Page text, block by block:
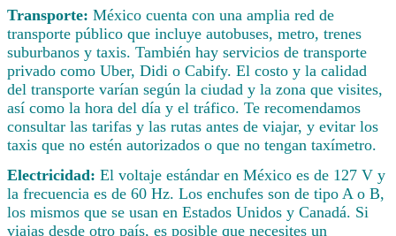
Transporte: México cuenta con una amplia red de
transporte público que incluye autobuses, metro, trenes
suburbanos y taxis. También hay servicios de transporte
privado como Uber, Didi o Cabify. El costo y la calidad
del transporte varían según la ciudad y la zona que visites,
así como la hora del día y el tráfico. Te recomendamos
consultar las tarifas y las rutas antes de viajar, y evitar los
taxis que no estén autorizados o que no tengan taxímetro.
Electricidad: El voltaje estándar en México es de 127 V y
la frecuencia es de 60 Hz. Los enchufes son de tipo A o B,
los mismos que se usan en Estados Unidos y Canadá. Si
viajas desde otro país, es posible que necesites un